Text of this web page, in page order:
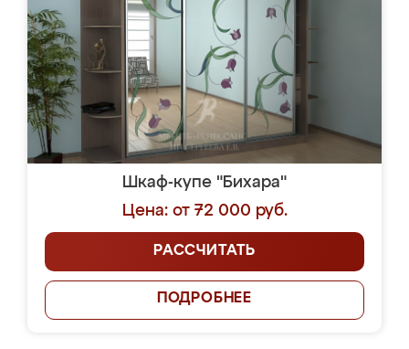
Шкаф-купе "Бихара"
Цена: от 72 000 руб.
РАССЧИТАТЬ
ПОДРОБНЕЕ